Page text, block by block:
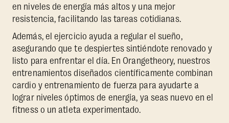
en niveles de energía más altos y una mejor
resistencia, facilitando las tareas cotidianas.
Además, el ejercicio ayuda a regular el sueño,
asegurando que te despiertes sintiéndote renovado y
listo para enfrentar el día. En Orangetheory, nuestros
entrenamientos diseñados científicamente combinan
cardio y entrenamiento de fuerza para ayudarte a
lograr niveles óptimos de energía, ya seas nuevo en el
fitness o un atleta experimentado.